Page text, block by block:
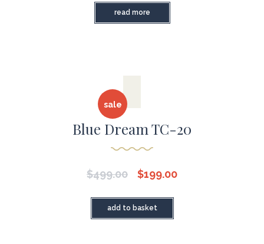
read more
sale
Blue Dream TC-20
$499.00 $199.00
add to basket